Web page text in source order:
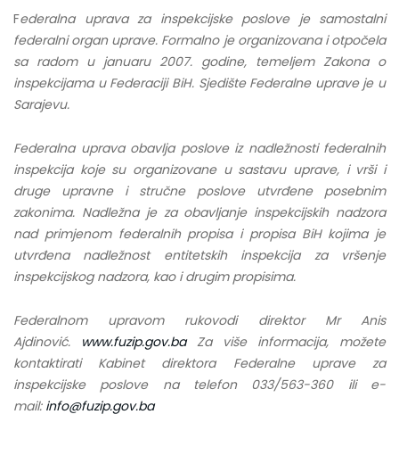
Federalna uprava za inspekcijske poslove je samostalni
federalni organ uprave. Formalno je organizovana i otpočela
sa radom u januaru 2007. godine, temeljem Zakona o
inspekcijama u Federaciji BiH. Sjedište Federalne uprave je u
Sarajevu.
Federalna uprava obavlja poslove iz nadležnosti federalnih
inspekcija koje su organizovane u sastavu uprave, i vrši i
druge upravne i stručne poslove utvrđene posebnim
zakonima. Nadležna je za obavljanje inspekcijskih nadzora
nad primjenom federalnih propisa i propisa BiH kojima je
utvrđena nadležnost entitetskih inspekcija za vršenje
inspekcijskog nadzora, kao i drugim propisima.
Federalnom upravom rukovodi direktor Mr Anis
Ajdinović. www.fuzip.gov.ba Za više informacija, možete
kontaktirati Kabinet direktora Federalne uprave za
inspekcijske poslove na telefon 033/563-360 ili e-
mail: info@fuzip.gov.ba